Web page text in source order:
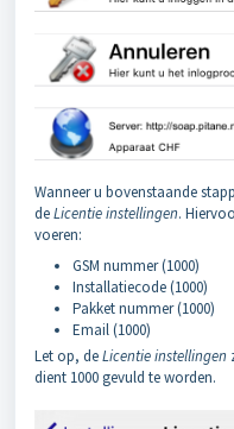
Wanneer u bovenstaande
deLicentie instellingen.
voeren:
GSM nummer (1000)
Installatiecode (1000)
Pakket nummer (1000)
Email (1000)
Let op, deLicentie instellingen
dient 1000 gevuld te worden.